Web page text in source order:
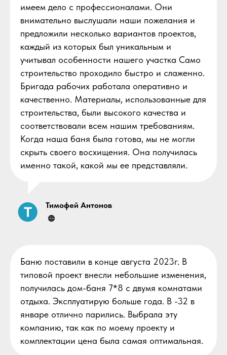
имеем дело с профессионалами. Они
внимательно выслушали наши пожелания и
предложили несколько вариантов проектов,
каждый из которых был уникальным и
учитывал особенности нашего участка Само
строительство проходило быстро и слаженно.
Бригада рабочих работала оперативно и
качественно. Материалы, использованные для
строительства, были высокого качества и
соответствовали всем нашим требованиям.
Когда наша баня была готова, мы не могли
скрыть своего восхищения. Она получилась
именно такой, какой мы ее представляли.
Тимофей Антонов
Баню поставили в конце августа 2023г. В
типовой проект внесли небольшие изменения,
получилась дом-баня 7*8 с двумя комнатами
отдыха. Эксплуатирую больше года. В -32 в
январе отлично парились. Выбрала эту
компанию, так как по моему проекту и
комплектации цена была самая оптимальная.